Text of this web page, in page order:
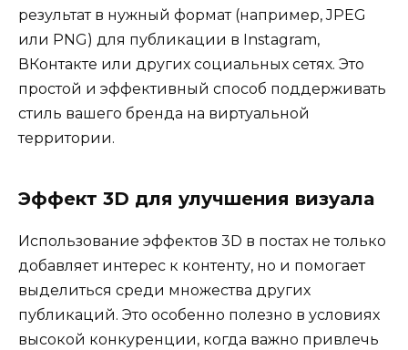
результат в нужный формат (например, JPEG
или PNG) для публикации в Instagram,
ВКонтакте или других социальных сетях. Это
простой и эффективный способ поддерживать
стиль вашего бренда на виртуальной
территории.
Эффект 3D для улучшения визуала
Использование эффектов 3D в постах не только
добавляет интерес к контенту, но и помогает
выделиться среди множества других
публикаций. Это особенно полезно в условиях
высокой конкуренции, когда важно привлечь